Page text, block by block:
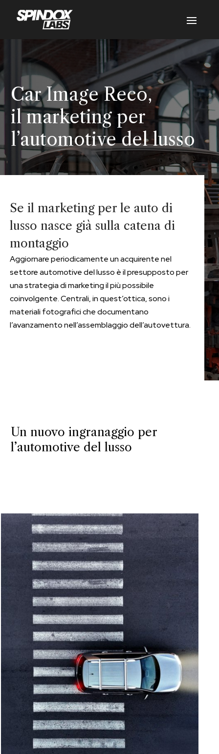
Car Image Reco,
il marketing per
l’automotive del lusso
Se il marketing per le auto di
lusso nasce già sulla catena di
montaggio
Aggiornare periodicamente un acquirente nel
settore automotive del lusso è il presupposto per
una strategia di marketing il più possibile
coinvolgente. Centrali, in quest’ottica, sono i
materiali fotografici che documentano
l’avanzamento nell’assemblaggio dell’autovettura.
Un nuovo ingranaggio per
l’automotive del lusso